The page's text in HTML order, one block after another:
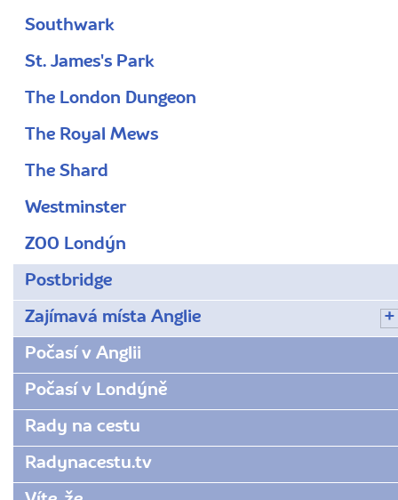
Southwark
St. James's Park
The London Dungeon
The Royal Mews
The Shard
Westminster
ZOO Londýn
Postbridge
Zajímavá místa Anglie
Počasí v Anglii
Počasí v Londýně
Rady na cestu
Radynacestu.tv